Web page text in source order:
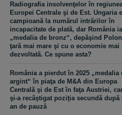
Radiografia insolvenţelor în
Europei Centrale şi de Est. Ungaria e
campioană la numărul intrărilor în
incapacitate de plată, dar România ia
„medalia de bronz“, depăşind
ţară mai mare şi cu o economie mai
dezvoltată. Ce spune asta?
România a pierdut în 2025 „medalia
argint“ în piaţa de M&A din Europa
Centrală şi de Est în faţa Austriei,
şi-a recâştigat poziţia secundă după
an de pauză